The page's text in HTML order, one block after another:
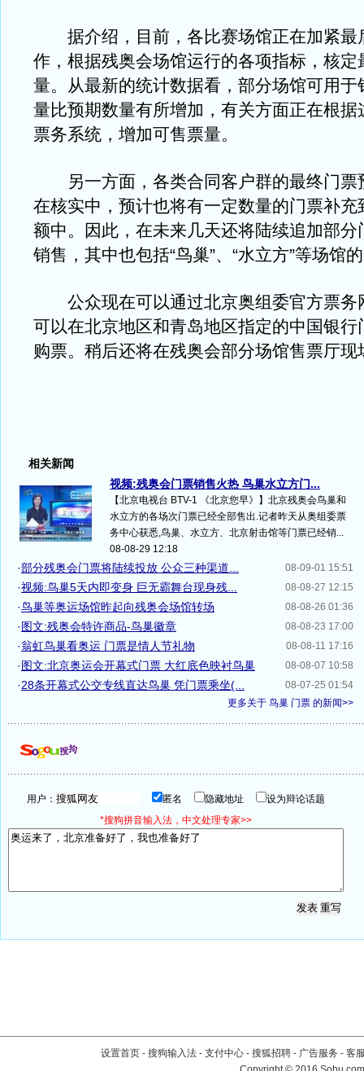
据介绍，目前，各比赛场馆正在加紧最
作，根据残奥会场馆运行的各项指标，核定
量。从最新的统计数据看，部分场馆可用于
量比预期数量有所增加，有关方面正在根据
票务系统，增加可售票量。
另一方面，各类合同客户群的最终门票
在核实中，预计也将有一定数量的门票补充
额中。因此，在未来几天还将陆续追加部分
销售，其中也包括“鸟巢”、“水立方”等场馆
公众现在可以通过北京奥组委官方票务
可以在北京地区和青岛地区指定的中国银行
购票。稍后还将在残奥会部分场馆售票厅现
相关新闻
视频:残奥会门票销售火热 鸟巢水立方门...
【北京电视台 BTV-1 《北京您早》】北京残奥会鸟巢和
水立方的各场次门票已经全部售出.记者昨天从奥组委票
务中心获悉,鸟巢、水立方、北京射击馆等门票已经销...
08-08-29 12:18
08-09-01 15:51
·部分残奥会门票将陆续投放 公众三种渠道...
08-08-27 12:15
·视频:鸟巢5天内即变身 巨无霸舞台现身残...
08-08-26 01:36
·鸟巢等奥运场馆昨起向残奥会场馆转场
08-08-23 17:00
·图文:残奥会特许商品-鸟巢徽章
08-08-11 17:16
·翁虹鸟巢看奥运 门票是情人节礼物
08-08-07 10:58
·图文:北京奥运会开幕式门票 大红底色映衬鸟巢
08-07-25 01:54
·28条开幕式公交专线直达鸟巢 凭门票乘坐(...
更多关于 鸟巢 门票 的新闻>>
用户： 匿名 隐藏地址
设为辩论话题
*搜狗拼音输入法，中文处理专家>>
设置首页 - 搜狗输入法 - 支付中心 - 搜狐招聘 - 广告服务 - 客